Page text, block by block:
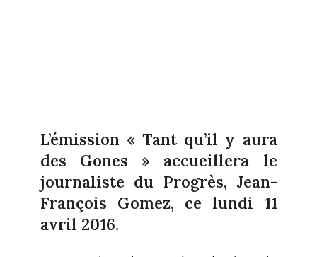
L’émission « Tant qu’il y aura
des Gones » accueillera le
journaliste du Progrès, Jean-
François Gomez, ce lundi 11
avril 2016.